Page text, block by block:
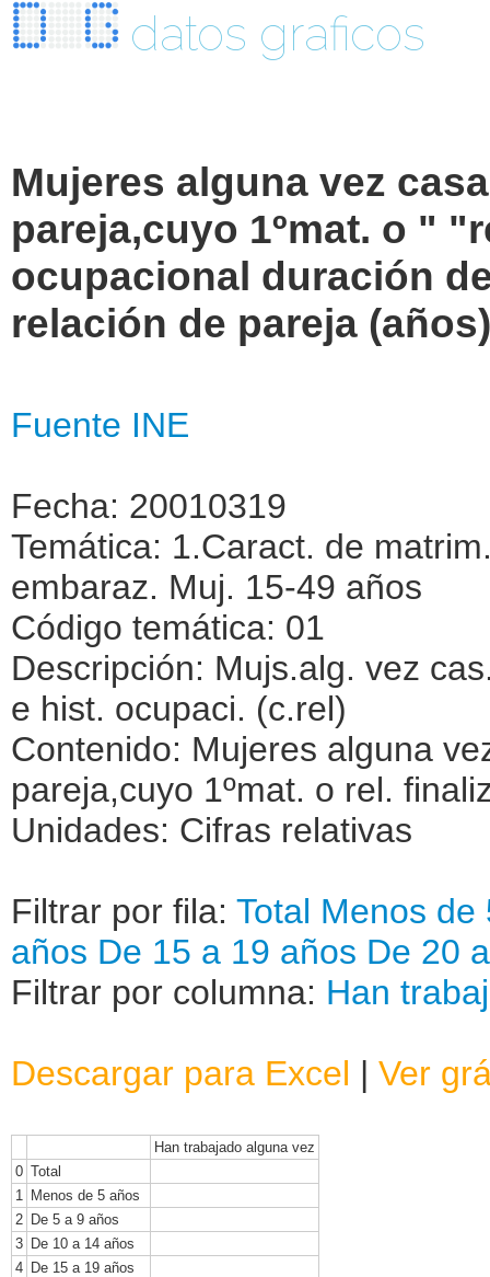
datos graficos
Mujeres alguna vez
pareja,cuyo 1ºmat. o "
ocupacional duración
relación de pareja
Fuente INE
Fecha: 20010319
Temática: 1.Caract. de
embaraz. Muj. 15-49 años
Código temática: 01
Descripción: Mujs.alg. vez
e hist. ocupaci. (c.rel)
Contenido: Mujeres alguna
pareja,cuyo 1ºmat. o rel.
Unidades: Cifras relativas
Filtrar por fila: Total Menos de
años De 15 a 19 años De 20
Filtrar por columna: Han
Descargar para Excel | Ver
Han trabajado alguna vez
0 Total
1
Menos de 5 años
2 De 5 a 9 años
3 De 10 a 14 años
4 De 15 a 19 años